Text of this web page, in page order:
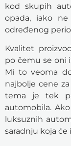
kod skupih
opada, iako
određenog
Kvalitet
po čemu se oni
Mi to veoma
najbolje cene
tema je tek
automobila.
luksuznih
saradnju koja